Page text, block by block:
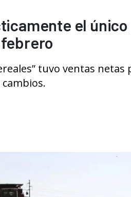
el
tuvo ventas